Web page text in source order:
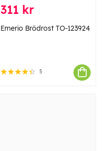
311 kr
Emerio Brödrost TO-123924
5